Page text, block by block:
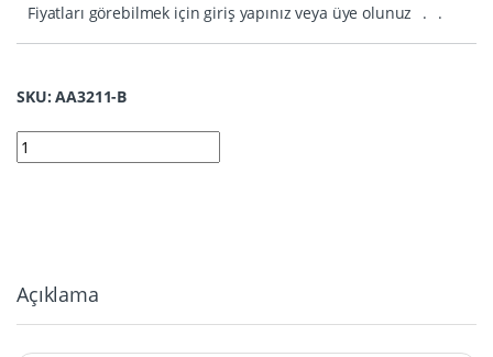
Fiyatları görebilmek için giriş yapınız veya üye olunuz . .
SKU: AA3211-B
3211-B | Opel Silikon Kılıf quantity
Açıklama